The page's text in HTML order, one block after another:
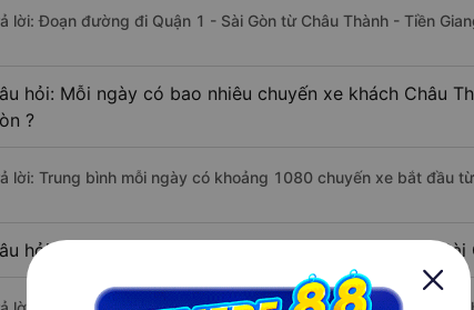
lời: Đoạn đường đi Quận 1 - Sài Gòn từ Châu Thành - Tiền
hỏi: Mỗi ngày có bao nhiêu chuyến xe khách Châu
?
lời: Trung bình mỗi ngày có khoảng 1080 chuyến xe bắt đầu
hỏi: Nhà xe đi Châu Thành - Tiền Giang Quận 1 -